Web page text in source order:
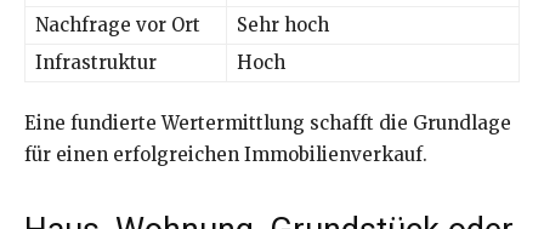
Nachfrage vor Ort
Sehr hoch
Infrastruktur
Hoch
Eine fundierte Wertermittlung schafft die Grundlage
für einen erfolgreichen Immobilienverkauf.